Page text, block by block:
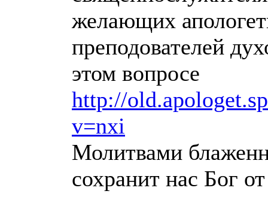
желающих
преподователей
этом вопросе
http://
v=nxi
Молитвами
сохранит нас Бог